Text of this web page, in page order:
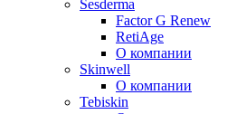
Sesderma
Factor G Renew
RetiAge
О компании
Skinwell
О компании
Tebiskin